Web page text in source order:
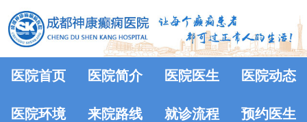
医院首页 医院简介 医院医生 医院动态
医院环境 来院路线 就诊流程 预约医生